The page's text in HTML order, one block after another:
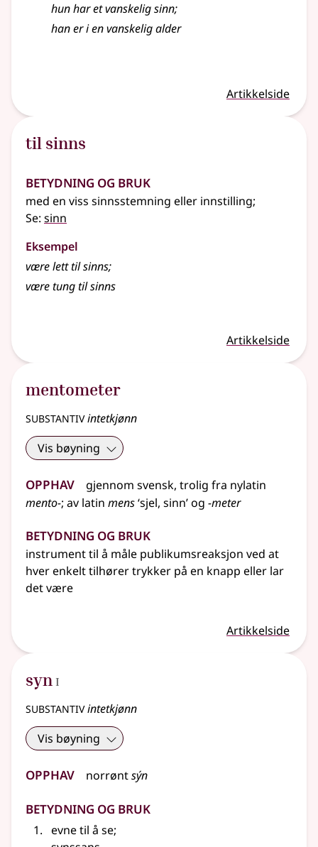
hun har etvanskeligsinn;
han er i en vanskelig alder
Artikkelside
til sinns
Betydning og bruk
med en viss sinnsstemning eller innstilling;
Se: sinn
Eksempel
være lett til sinns;
være tung til sinns
Artikkelside
mentometer
substantivintetkjønn
Vis bøyning
Opphav gjennom svensk, trolig fra nylatin
mento-; av latin mens‘sjel, sinn’ og -meter
Betydning og bruk
instrument til å måle publikumsreaksjon ved at
hver enkelt tilhører trykker på en knapp eller lar
det være
Artikkelside
syn 1
I
substantivintetkjønn
Vis bøyning
Opphav norrøntsýn
Betydning og bruk
evne til å se;